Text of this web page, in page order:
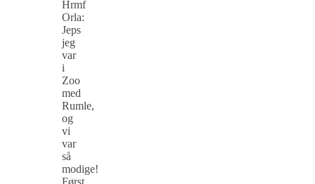
Hrmf
Orla:
Jeps
jeg
var
i
Zoo
med
Rumle,
og
vi
var
så
modige!